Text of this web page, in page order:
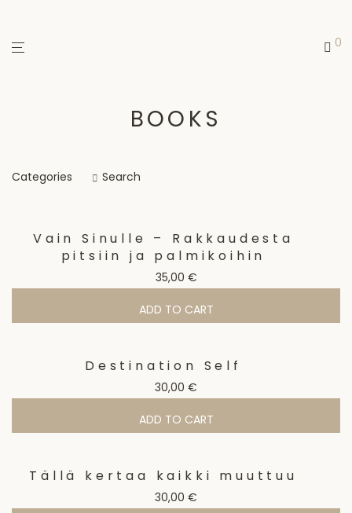
0
BOOKS
Categories Search
Vain Sinulle – Rakkaudesta
pitsiin ja palmikoihin
35,00 €
ADD TO CART
Destination Self
30,00 €
ADD TO CART
Tällä kertaa kaikki muuttuu
30,00 €